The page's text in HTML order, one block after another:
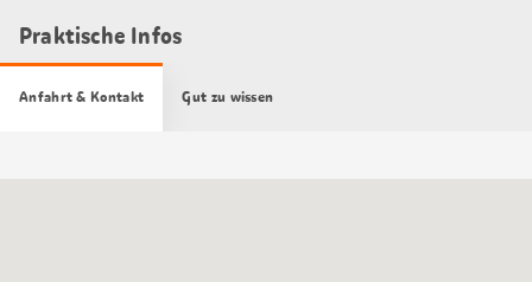
Praktische Infos
Anfahrt & Kontakt Gut zu wissen